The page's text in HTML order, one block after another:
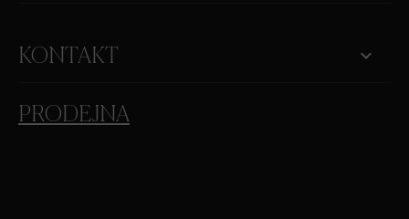
KONTAKT keyboard_arrow_down
PRODEJNA